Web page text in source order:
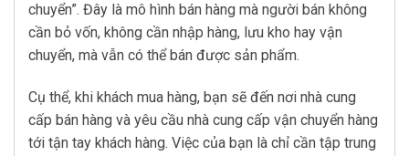
chuyển”. Đây là mô hình bán hàng mà người bán không
cần bỏ vốn, không cần nhập hàng, lưu kho hay vận
chuyển, mà vẫn có thể bán được sản phẩm.
Cụ thể, khi khách mua hàng, bạn sẽ đến nơi nhà cung
cấp bán hàng và yêu cầu nhà cung cấp vận chuyển hàng
tới tận tay khách hàng. Việc của bạn là chỉ cần tập trung